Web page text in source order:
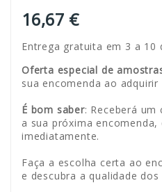
16,67 €
Entrega gratuita em 3 a 10
Oferta especial de
sua encomenda ao
É bom saber: Receberá
a sua próxima
imediatamente.
Faça a escolha certa ao
e descubra a qualidade